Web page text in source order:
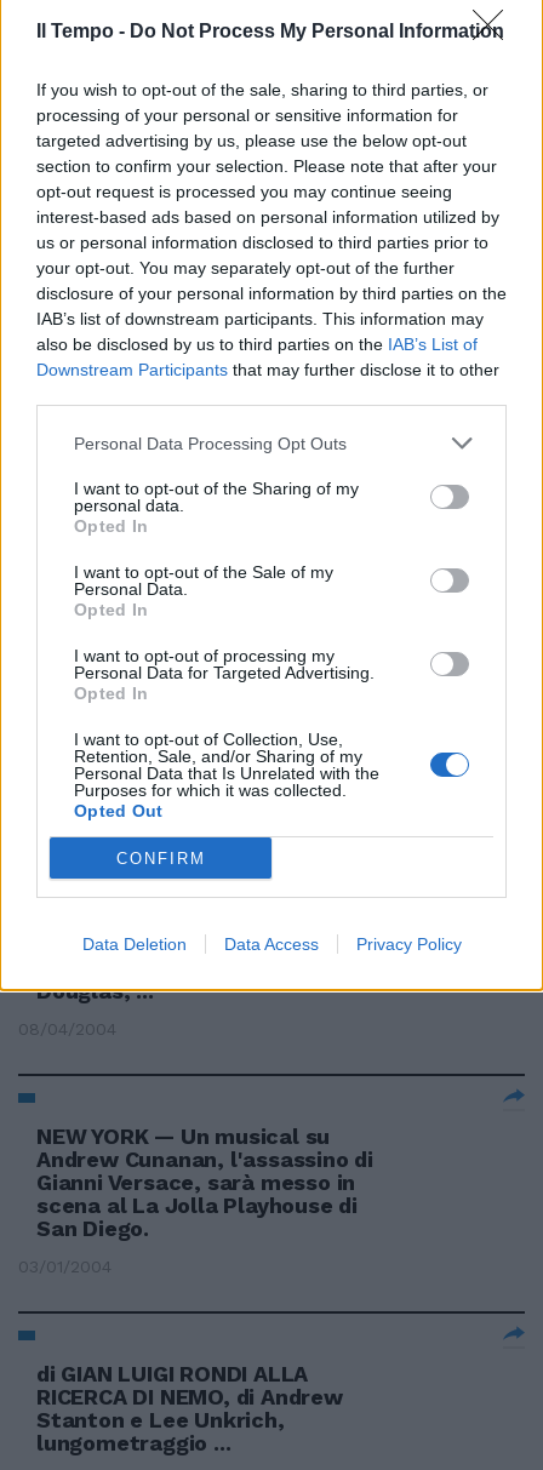
Il Tempo - Do Not Process My Personal Information
If you wish to opt-out of the sale, sharing to third parties, or
processing of your personal or sensitive information for
targeted advertising by us, please use the below opt-out
section to confirm your selection. Please note that after your
opt-out request is processed you may continue seeing
interest-based ads based on personal information utilized by
us or personal information disclosed to third parties prior to
your opt-out. You may separately opt-out of the further
disclosure of your personal information by third parties on the
IAB’s list of downstream participants. This information may
also be disclosed by us to third parties on the IAB’s List of
Downstream Participants that may further disclose it to other
Personal Data Processing Opt Outs
I want to opt-out of the Sharing of my
personal data.
Opted In
I want to opt-out of the Sale of my
Personal Data.
Opted In
I want to opt-out of processing my
Personal Data for Targeted Advertising.
Opted In
I want to opt-out of Collection, Use,
Retention, Sale, and/or Sharing of my
Personal Data that Is Unrelated with the
Purposes for which it was collected.
Opted Out
CONFIRM
Data Deletion Data Access Privacy Policy
mesi di stop Riparte dalla
gloria di Andrew Howe.
06/09/2009
Senza Andrew ambizioni ridotte
all'osso
16/08/2009
10/07/2009
L'ASSASSINIO DI JESSE JAMES,
di Andrew Dominik, con Brad ...
18/12/2007
Andrew Howe è nato a Los
Angeles il 12 maggio 1985, è alto
1 metro e 83 e pesa 71 chili.
01/01/2007
MATRIMONIO IMPOSSIBILE, di
Douglas, ...
08/04/2004
NEW YORK — Un musical su
Andrew Cunanan, l'assassino di
Gianni Versace, sarà messo in
scena al La Jolla Playhouse di
San Diego.
03/01/2004
di GIAN LUIGI RONDI ALLA
RICERCA DI NEMO, di Andrew
Stanton e Lee Unkrich,
lungometraggio ...